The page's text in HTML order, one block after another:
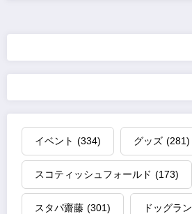
イベント (334) グッズ (281)
スコティッシュフォールド (173)
スタパ齋藤 (301) ドッグラン